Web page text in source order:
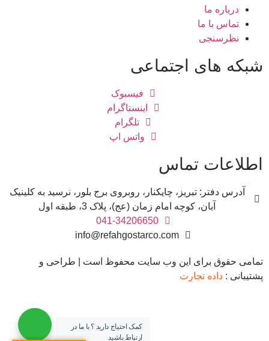
درباره ما
تماس با ما
نظرسنجی
شبکه های اجتماعی
فیسبوک
اینستاگرام
تلگرام
واتس اپ
اطلاعات تماس
آدرس دفتر: تبریز، چایکنار، روبروی برج بلور، نرسید به کلینیک
آبان، کوچه امام زمان (عج)، پلاک 3، طبقه اول
041-34206650
info@refahgostarco.com
تمامی حقوق برای این وب سایت محفوظ است | طراحی و
پشتیبانی : داده تجارت
کمک احتیاج دارید ؟ با ما در
ارتباط باشید